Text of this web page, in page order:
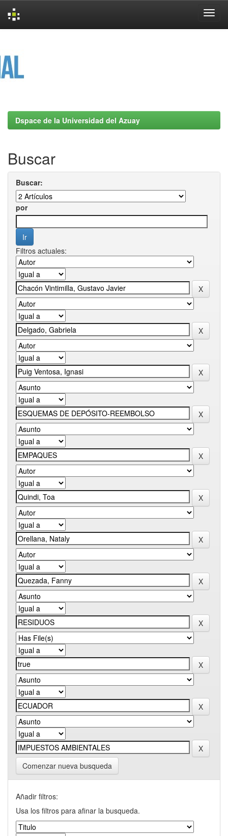
Dspace de la Universidad del Azuay
Buscar
Buscar:
por
Filtros actuales:
Comenzar nueva busqueda
Añadir filtros:
Usa los filtros para afinar la busqueda.